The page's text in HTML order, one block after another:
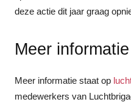
deze actie dit jaar graag
Meer informatie
Meer informatie staat op
medewerkers van